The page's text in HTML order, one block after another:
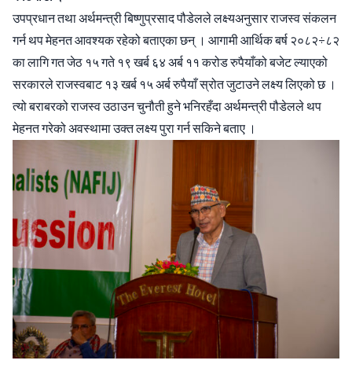
उपप्रधान तथा अर्थमन्त्री बिष्णुप्रसाद पौडेलले लक्ष्यअनुसार राजस्व संकलन
गर्न थप मेहनत आवश्यक रहेको बताएका छन् । आगामी आर्थिक बर्ष २०८२÷८२
का लागि गत जेठ १५ गते १९ खर्ब ६४ अर्ब ११ करोड रुपैयाँको बजेट ल्याएको
सरकारले राजस्वबाट १३ खर्ब १५ अर्ब रुपैयाँ स्रोत जुटाउने लक्ष्य लिएको छ ।
त्यो बराबरको राजस्व उठाउन चुनौती हुने भनिरहँदा अर्थमन्त्री पौडेलले थप
मेहनत गरेको अवस्थामा उक्त लक्ष्य पुरा गर्न सकिने बताए ।